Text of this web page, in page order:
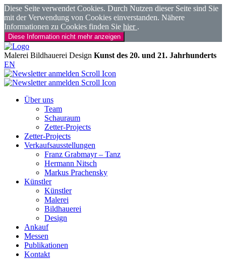
Diese Seite verwendet Cookies. Durch Nutzen dieser Seite sind Sie
mit der Verwendung von Cookies einverstanden. Nähere
Informationen zu Cookies finden Sie hier .
Diese Information nicht mehr anzeigen
Malerei Bildhauerei Design Kunst des 20. und 21. Jahrhunderts
EN
Über uns
Team
Schauraum
Zetter-Projects
Zetter-Projects
Verkaufsausstellungen
Franz Grabmayr – Tanz
Hermann Nitsch
Markus Prachensky
Künstler
Künstler
Malerei
Bildhauerei
Design
Ankauf
Messen
Publikationen
Kontakt